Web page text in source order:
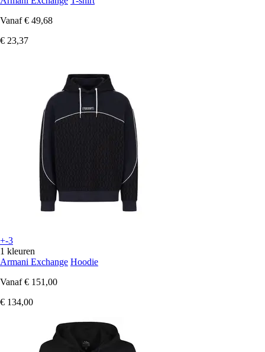
Vanaf € 49,68
€ 23,37
+-3
1 kleuren
Armani Exchange Hoodie
Vanaf € 151,00
€ 134,00